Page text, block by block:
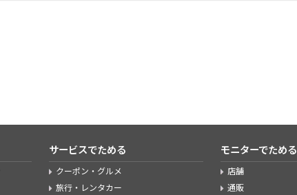
サービスでためる
クーポン・グルメ
旅行・レンタカー
モニターでためる
店舗
通販